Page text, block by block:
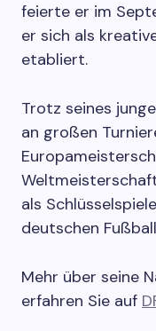
feierte er im
er sich als
etabliert.
Trotz seines
an großen
als
deutschen
Mehr über seine
erfahren Sie auf